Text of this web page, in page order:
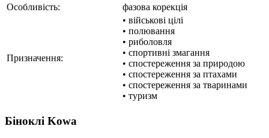
Особливість:
фазова корекція
Призначення:
• військові цілі
• полювання
• риболовля
• спортивні змагання
• спостереження за природою
• спостереження за птахами
• спостереження за тваринами
• туризм
Біноклі Kowa